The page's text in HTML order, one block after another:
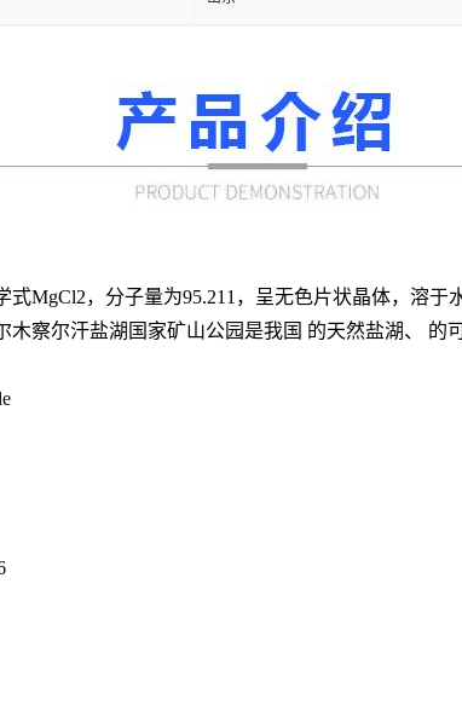
式MgCl2，分子量为95.211，呈无色片状晶体，溶
木察尔汗盐湖国家矿山公园是我国 的天然盐湖、 的